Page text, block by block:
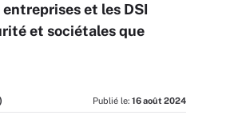
et les DSI
et sociétales que
Publié le: 16 août 2024